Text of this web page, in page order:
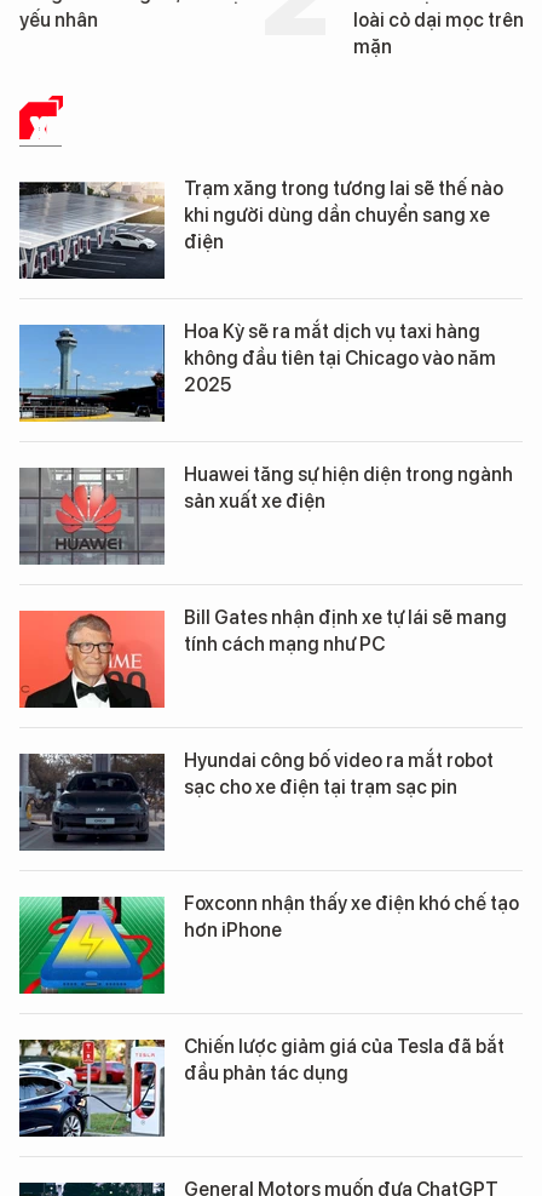
loài cỏ dại mọc trên đất
XE
Trạm xăng trong tương lai sẽ thế nào
khi người dùng dần chuyển sang xe
điện
Hoa Kỳ sẽ ra mắt dịch vụ taxi hàng
không đầu tiên tại Chicago vào năm
2025
Huawei tăng sự hiện diện trong ngành
sản xuất xe điện
Bill Gates nhận định xe tự lái sẽ mang
tính cách mạng như PC
Hyundai công bố video ra mắt robot
sạc cho xe điện tại trạm sạc pin
Foxconn nhận thấy xe điện khó chế tạo
hơn iPhone
Chiến lược giảm giá của Tesla đã bắt
đầu phản tác dụng
General Motors muốn đưa ChatGPT